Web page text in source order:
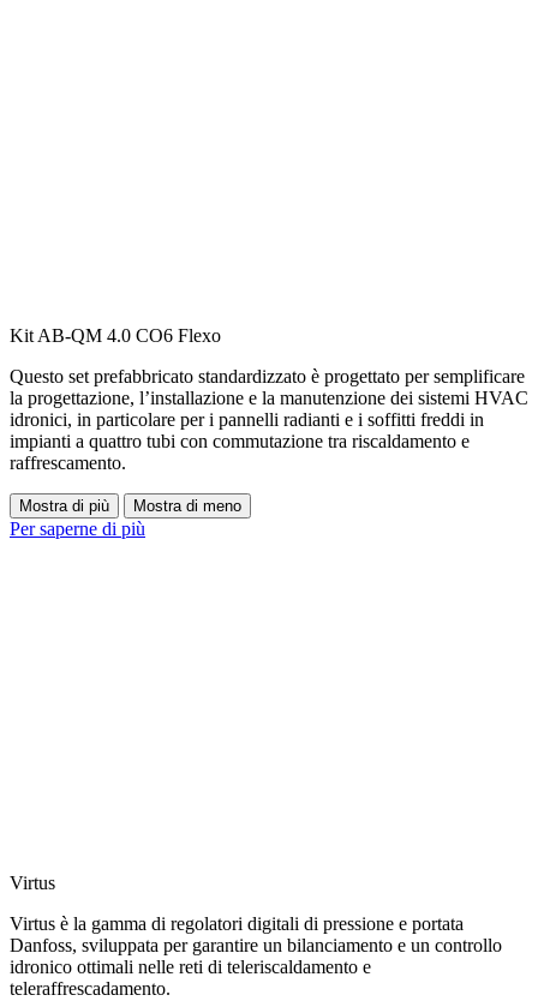
Kit AB-QM 4.0 CO6 Flexo
Questo set prefabbricato standardizzato è progettato per semplificare
la progettazione, l’installazione e la manutenzione dei sistemi HVAC
idronici, in particolare per i pannelli radianti e i soffitti freddi in
impianti a quattro tubi con commutazione tra riscaldamento e
raffrescamento.
Mostra di più Mostra di meno
Per saperne di più
Virtus
Virtus è la gamma di regolatori digitali di pressione e portata
Danfoss, sviluppata per garantire un bilanciamento e un controllo
idronico ottimali nelle reti di teleriscaldamento e
teleraffrescadamento.